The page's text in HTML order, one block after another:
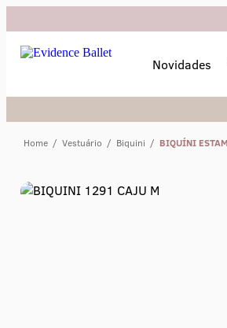
Novidades
Home / Vestuário / Biquini / BIQUÍNI